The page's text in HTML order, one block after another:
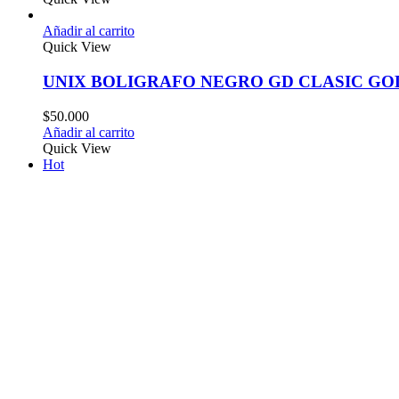
Añadir al carrito
Quick View
UNIX BOLIGRAFO NEGRO GD CLASIC
$50.000
Añadir al carrito
Quick View
Hot